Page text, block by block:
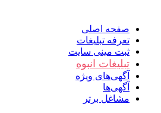
صفحه اصلی
تعرفه تبلیغات
ثبت مینی سایت
تبلیغات انبوه
آگهی‌های ویژه
آگهی‌ها
مشاغل برتر